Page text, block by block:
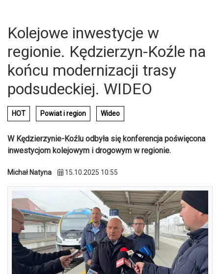
Kolejowe inwestycje w
regionie. Kędzierzyn-Koźle na
końcu modernizacji trasy
podsudeckiej. WIDEO
HOT Powiat i region Wideo
W Kędzierzynie-Koźlu odbyła się konferencja poświęcona
inwestycjom kolejowym i drogowym w regionie.
Michał Natyna 15.10.2025 10:55